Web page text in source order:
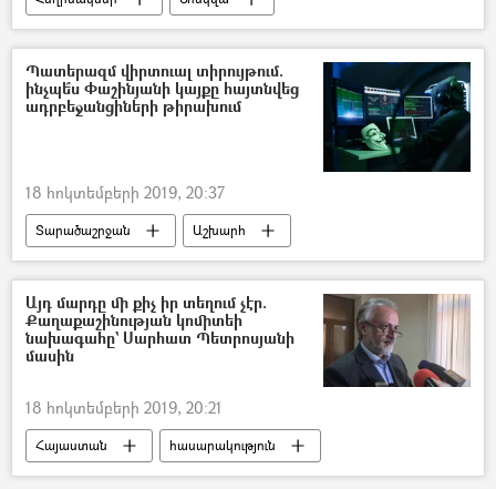
Հայրենական մեծ պատերազմ
Իոսիֆ Ստալին
Գեորգի Ժուկով
5 րոպե Դուլյանի հետ
Պատերազմ վիրտուալ տիրույթում.
ինչպե՞ս Փաշինյանի կայքը հայտնվեց
ադրբեջանցիների թիրախում
18 հոկտեմբերի 2019, 20:37
Տարածաշրջան
Աշխարհ
Ադրբեջան
Նիկոլ Փաշինյան
ՀՀ կառավարություն
կայք հաքեր
Այդ մարդը մի քիչ իր տեղում չէր.
Քաղաքաշինության կոմիտեի
նախագահը` Սարհատ Պետրոսյանի
մասին
18 հոկտեմբերի 2019, 20:21
Հայաստան
հասարակություն
Քաղաքականություն
Սարհատ Պետրոսյան